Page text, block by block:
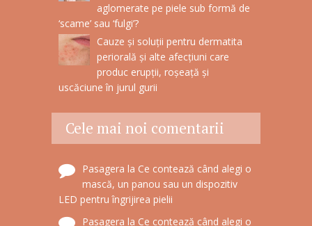
aglomerate pe piele sub formă de
‘scame’ sau ‘fulgi’?
Cauze și soluții pentru dermatita
periorală și alte afecțiuni care
produc erupții, roșeață și
uscăciune în jurul gurii
Cele mai noi comentarii
Pasagera la Ce contează când alegi o
mască, un panou sau un dispozitiv
LED pentru îngrijirea pielii
Pasagera la Ce contează când alegi o